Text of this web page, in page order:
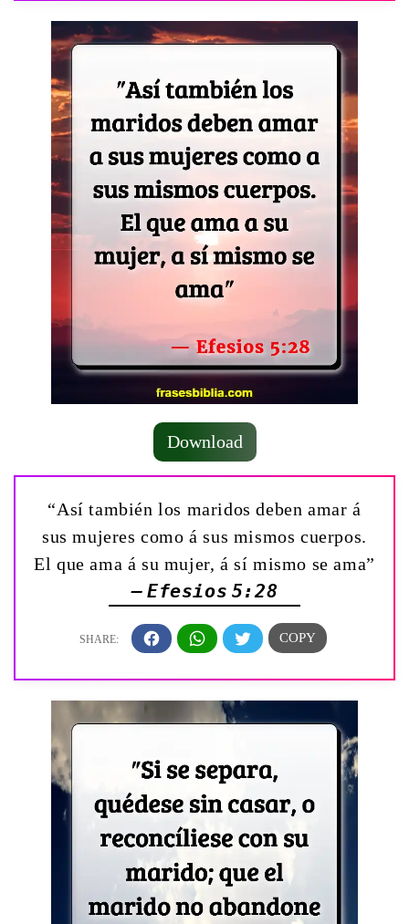
Download
“Así también los maridos deben amar á
sus mujeres como á sus mismos cuerpos.
El que ama á su mujer, á sí mismo se ama”
— Efesios 5:28